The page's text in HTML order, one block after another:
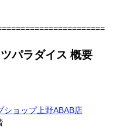
パラダイス 概要
ショップ上野ABAB店